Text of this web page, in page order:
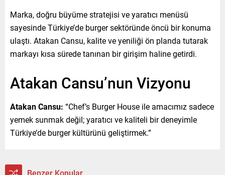
Marka, doğru büyüme stratejisi ve yaratıcı menüsü
sayesinde Türkiye’de burger sektöründe öncü bir konuma
ulaştı. Atakan Cansu, kalite ve yeniliği ön planda tutarak
markayı kısa sürede tanınan bir girişim haline getirdi.
Atakan Cansu’nun Vizyonu
Atakan Cansu: “Chef’s Burger House ile amacımız sadece
yemek sunmak değil; yaratıcı ve kaliteli bir deneyimle
Türkiye’de burger kültürünü geliştirmek.”
Benzer Konular